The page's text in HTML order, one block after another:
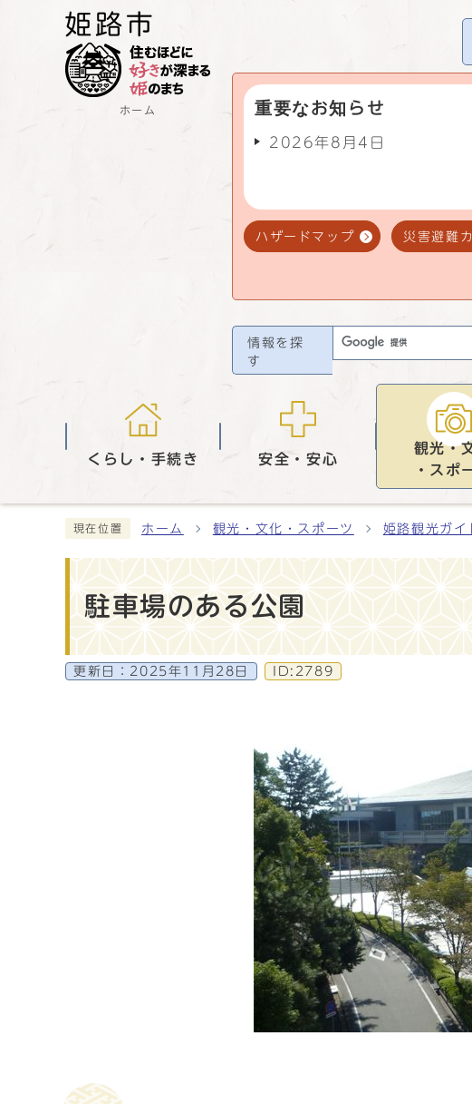
ホーム 重要なお知らせ
2026年8月4日
ハザードマップ 災害避難
情報を探
す
くらし・手続き 安全・安心
観光・
・スポ
現在位置 ホーム 観光・文化・スポーツ 姫路観光ガイ
駐車場のある公園
更新日： 2025年11月28日 ID:2789